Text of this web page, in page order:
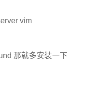
vim
那就多安裝一下